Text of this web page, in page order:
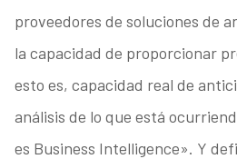
proveedores de soluciones de
la capacidad de proporcionar
esto es, capacidad real de
análisis de lo que está
es Business Intelligence». Y